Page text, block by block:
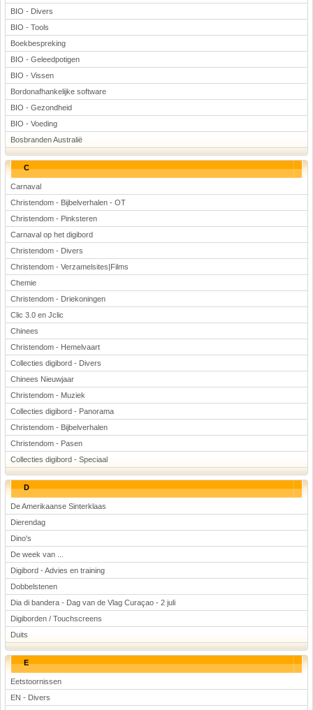
BIO - Divers
BIO - Tools
Boekbespreking
BIO - Geleedpotigen
BIO - Vissen
Bordonafhankelijke software
BIO - Gezondheid
BIO - Voeding
Bosbranden Australië
C
Carnaval
Christendom - Bijbelverhalen - OT
Christendom - Pinksteren
Carnaval op het digibord
Christendom - Divers
Christendom - Verzamelsites|Films
Chemie
Christendom - Driekoningen
Clic 3.0 en Jclic
Chinees
Christendom - Hemelvaart
Collecties digibord - Divers
Chinees Nieuwjaar
Christendom - Muziek
Collecties digibord - Panorama
Christendom - Bijbelverhalen
Christendom - Pasen
Collecties digibord - Speciaal
D
De Amerikaanse Sinterklaas
Dierendag
Dino's
De week van ...
Digibord - Advies en training
Dobbelstenen
Dia di bandera - Dag van de Vlag Curaçao - 2 juli
Digiborden / Touchscreens
Duits
E
Eetstoornissen
EN - Divers